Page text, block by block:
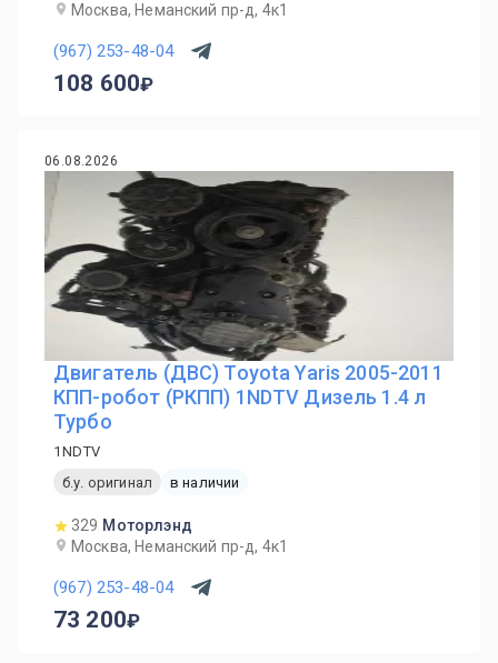
Москва, Неманский пр-д, 4к1
(967) 253-48-04
108 600
06.08.2026
Двигатель (ДВС) Toyota Yaris 2005-2011
КПП-робот (РКПП) 1NDTV Дизель 1.4 л
Турбо
1NDTV
б.у. оригинал
в наличии
329 Моторлэнд
Москва, Неманский пр-д, 4к1
(967) 253-48-04
73 200